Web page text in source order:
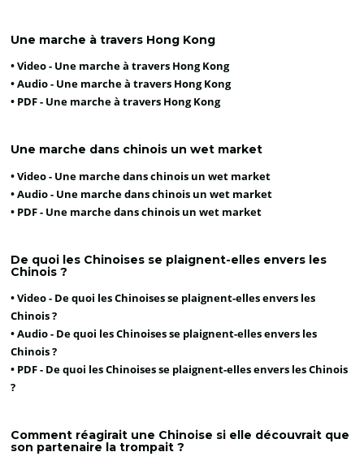
Une marche à travers Hong Kong
• Video - Une marche à travers Hong Kong
• Audio - Une marche à travers Hong Kong
• PDF - Une marche à travers Hong Kong
Une marche dans chinois un wet market
• Video - Une marche dans chinois un wet market
• Audio - Une marche dans chinois un wet market
• PDF - Une marche dans chinois un wet market
De quoi les Chinoises se plaignent-elles envers les
Chinois ?
• Video - De quoi les Chinoises se plaignent-elles envers les
Chinois ?
• Audio - De quoi les Chinoises se plaignent-elles envers les
Chinois ?
• PDF - De quoi les Chinoises se plaignent-elles envers les Chinois
?
Comment réagirait une Chinoise si elle découvrait que
son partenaire la trompait ?